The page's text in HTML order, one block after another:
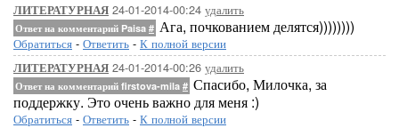
ЛИТЕРАТУРНАЯ 24-01-2014-00:24 удалить
Ответ на комментарий Paisa # Ага, почкованием делятся))))))))
Обратиться - Ответить - К полной версии
ЛИТЕРАТУРНАЯ 24-01-2014-00:26 удалить
Ответ на комментарий firstova-mila # Спасибо, Милочка, за
поддержку. Это очень важно для меня :)
Обратиться - Ответить - К полной версии